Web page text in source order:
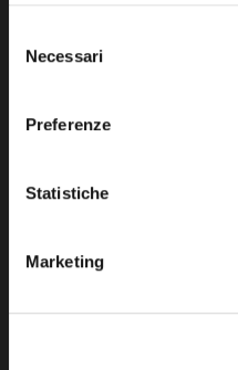
delNecessari
Preferenze
Statistiche
Marketing
CONTACTS
+39 0784 851092
Località Badualga – 07052